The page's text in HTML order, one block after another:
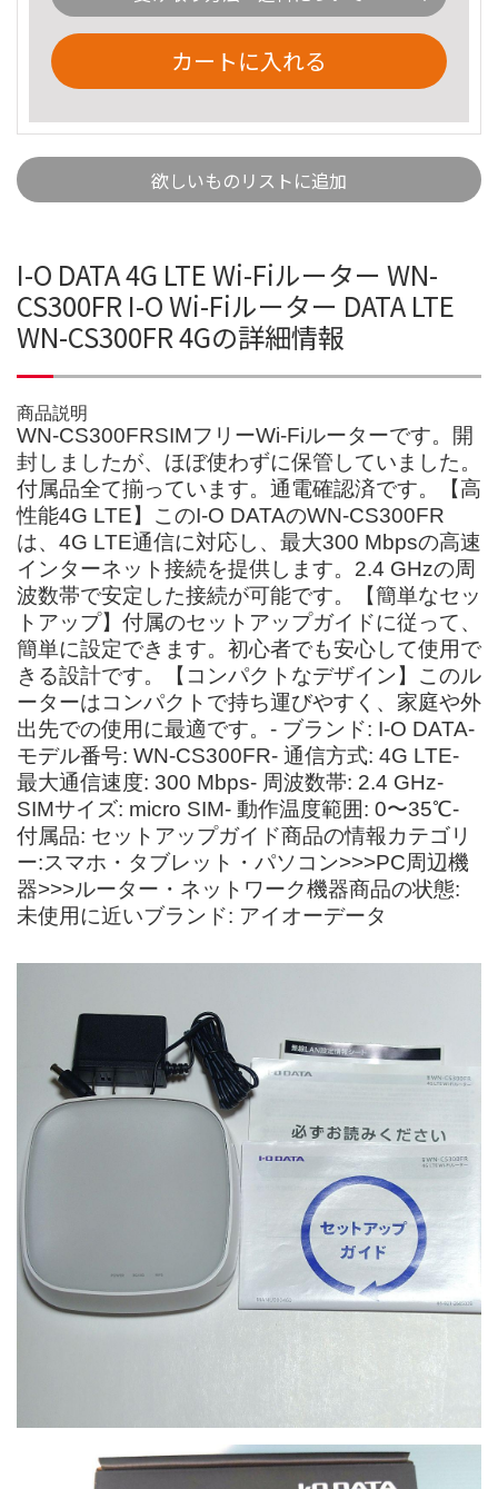
カートに入れる
欲しいものリストに追加
I-O DATA 4G LTE Wi-Fiルーター WN-
CS300FR I-O Wi-Fiルーター DATA LTE
WN-CS300FR 4Gの詳細情報
商品説明
WN-CS300FRSIMフリーWi-Fiルーターです。開
封しましたが、ほぼ使わずに保管していました。
付属品全て揃っています。通電確認済です。【高
性能4G LTE】このI-O DATAのWN-CS300FR
は、4G LTE通信に対応し、最大300 Mbpsの高速
インターネット接続を提供します。2.4 GHzの周
波数帯で安定した接続が可能です。【簡単なセッ
トアップ】付属のセットアップガイドに従って、
簡単に設定できます。初心者でも安心して使用で
きる設計です。【コンパクトなデザイン】このル
ーターはコンパクトで持ち運びやすく、家庭や外
出先での使用に最適です。- ブランド: I-O DATA-
モデル番号: WN-CS300FR- 通信方式: 4G LTE-
最大通信速度: 300 Mbps- 周波数帯: 2.4 GHz-
SIMサイズ: micro SIM- 動作温度範囲: 0〜35℃-
付属品: セットアップガイド商品の情報カテゴリ
ー:スマホ・タブレット・パソコン>>>PC周辺機
器>>>ルーター・ネットワーク機器商品の状態:
未使用に近いブランド: アイオーデータ